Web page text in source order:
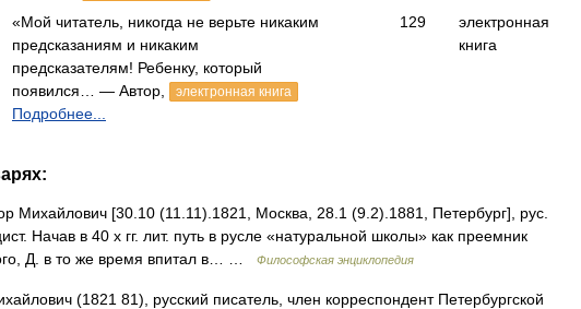
«Мой читатель, никогда не верьте никаким
предсказаниям и никаким
предсказателям! Ребенку, который
появился… — Автор,
электронная книга
Подробнее...
129
электронная
книга
[30.10 (11.11).1821, Москва, 28.1 (9.2).1881, Петербург], рус.
Начав в 40 х гг. лит. путь в русле «натуральной школы» как преемник
Д. в то же время впитал в… …
Философская энциклопедия
(1821 81), русский писатель, член корреспондент Петербургской